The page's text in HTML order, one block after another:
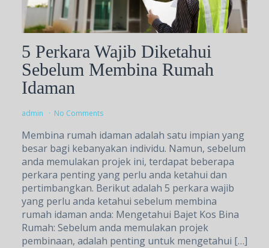
5 Perkara Wajib Diketahui
Sebelum Membina Rumah
Idaman
admin No Comments
Membina rumah idaman adalah satu impian yang
besar bagi kebanyakan individu. Namun, sebelum
anda memulakan projek ini, terdapat beberapa
perkara penting yang perlu anda ketahui dan
pertimbangkan. Berikut adalah 5 perkara wajib
yang perlu anda ketahui sebelum membina
rumah idaman anda: Mengetahui Bajet Kos Bina
Rumah: Sebelum anda memulakan projek
pembinaan, adalah penting untuk mengetahui […]